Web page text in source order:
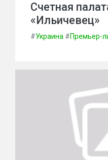
Счетная
«Ильичевец»
#Украина #Премьер-